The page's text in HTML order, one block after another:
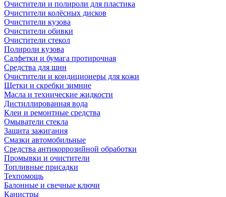
Очистители и полироли для пластика
Очистители колёсных дисков
Очистители кузова
Очистители обивки
Очистители стекол
Полироли кузова
Салфетки и бумага протирочная
Средства для шин
Очистители и кондиционеры для кожи
Щетки и скребки зимние
Масла и технические жидкости
Дистиллированная вода
Клеи и ремонтные средства
Омыватели стекла
Защита зажигания
Смазки автомобильные
Средства антикоррозийной обработки
Промывки и очистители
Топливные присадки
Техпомощь
Балонные и свечные ключи
Канистры